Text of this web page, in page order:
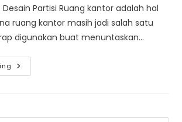
Partisi Ruang kantor adalah hal
ruang kantor masih jadi salah satu
digunakan buat menuntaskan…
6
Kesalahan